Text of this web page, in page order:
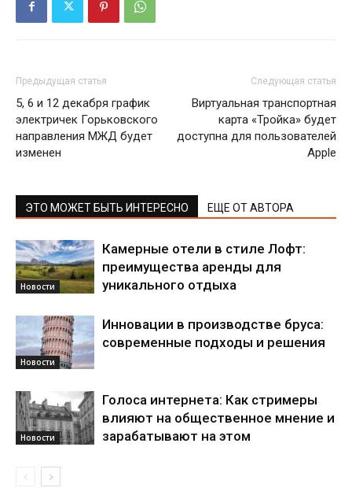
Предыдущая статья
5, 6 и 12 декабря график
электричек Горьковского
направления МЖД будет
изменен
Следующая статья
Виртуальная транспортная
карта «Тройка» будет
доступна для пользователей
Apple
ЭТО МОЖЕТ БЫТЬ ИНТЕРЕСНО ЕЩЕ ОТ АВТОРА
Новости
Камерные отели в стиле Лофт:
преимущества аренды для
уникального отдыха
Новости
Инновации в производстве бруса:
современные подходы и решения
Новости
Голоса интернета: Как стримеры
влияют на общественное мнение и
зарабатывают на этом